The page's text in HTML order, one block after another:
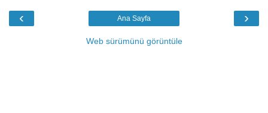
‹ ›
Ana Sayfa
Web sürümünü görüntüle